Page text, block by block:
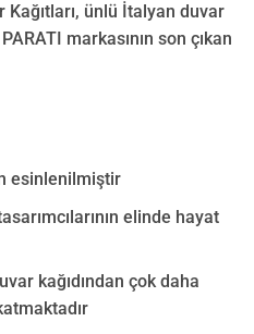
ünlü İtalyan duvar
markasının son çıkan
esinlenilmiştir
elinde hayat
kağıdından çok daha